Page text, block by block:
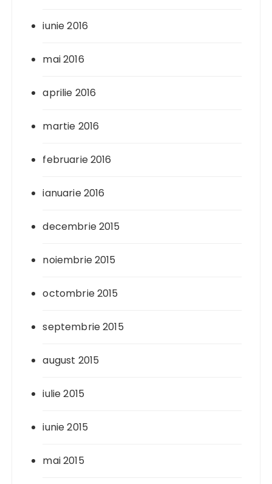
iunie 2016
mai 2016
aprilie 2016
martie 2016
februarie 2016
ianuarie 2016
decembrie 2015
noiembrie 2015
octombrie 2015
septembrie 2015
august 2015
iulie 2015
iunie 2015
mai 2015